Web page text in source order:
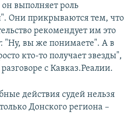
он выполняет роль
Они прикрываются тем, что
рекомендует им это
"Ну, вы же понимаете". А в
кто-то получает звезды",
с Кавказ.Реалии.
действия судей нельзя
Донского региона –